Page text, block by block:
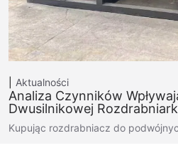
Aktualności
Analiza Czynników
Dwusilnikowej
Kupując rozdrabniacz do